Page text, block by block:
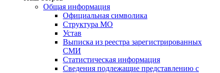
Общая информация
Официальная символика
Структура МО
Устав
Выписка из реестра зарегистрированных
СМИ
Статистическая информация
Сведения подлежащие представлению с